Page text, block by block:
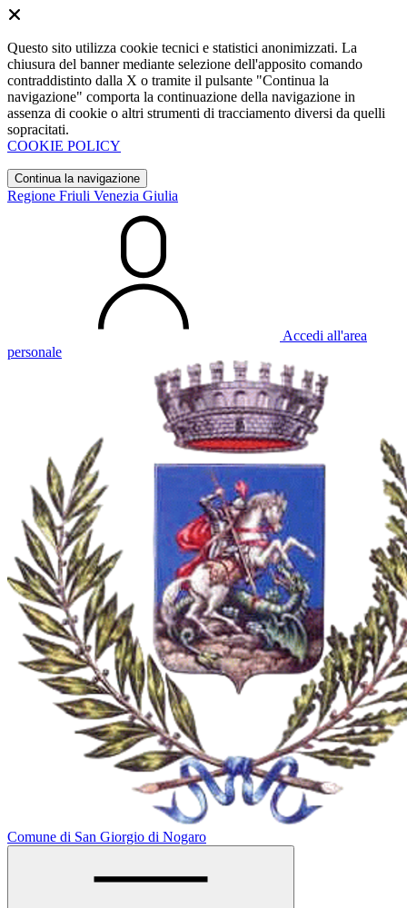
Questo sito utilizza cookie tecnici e statistici anonimizzati. La
chiusura del banner mediante selezione dell'apposito comando
contraddistinto dalla X o tramite il pulsante "Continua la
navigazione" comporta la continuazione della navigazione in
assenza di cookie o altri strumenti di tracciamento diversi da quelli
sopracitati.
COOKIE POLICY
Continua la navigazione
Regione Friuli Venezia Giulia
Accedi all'area
personale
Comune di San Giorgio di Nogaro